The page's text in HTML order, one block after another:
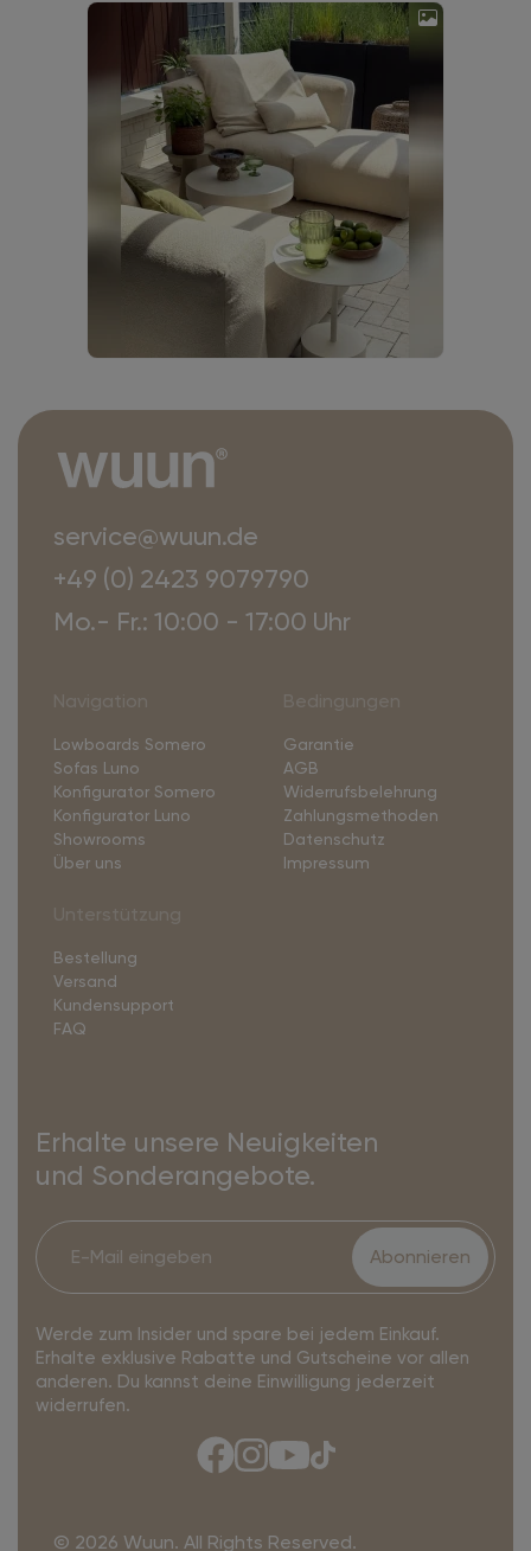
service@wuun.de
+49 (0) 2423 9079790
Mo.- Fr.: 10:00 - 17:00 Uhr
Lowboards Somero
Sofas Luno
Konfigurator Somero
Konfigurator Luno
Showrooms
Über uns
Garantie
AGB
Widerrufsbelehrung
Zahlungsmethoden
Datenschutz
Impressum
Bestellung
Versand
Kundensupport
FAQ
Erhalte unsere Neuigkeiten
und Sonderangebote.
Abonnieren
Werde zum Insider und spare bei jedem Einkauf.
Erhalte exklusive Rabatte und Gutscheine vor allen
anderen. Du kannst deine Einwilligung jederzeit
widerrufen.
© 2026 Wuun. All Rights Reserved.